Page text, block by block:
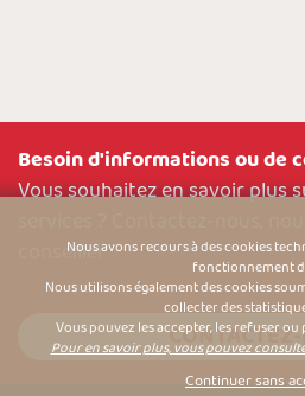
Besoin d'informations ou de
Vous souhaitez en savoir plus
conseiller
Nous avons recours à des cookies
fonctionnement
Nous utilisons également des cookies
collecter des
Vous pouvez les accepter, les refuser
Pour en savoir plus, vous pouvez
Continuer sans